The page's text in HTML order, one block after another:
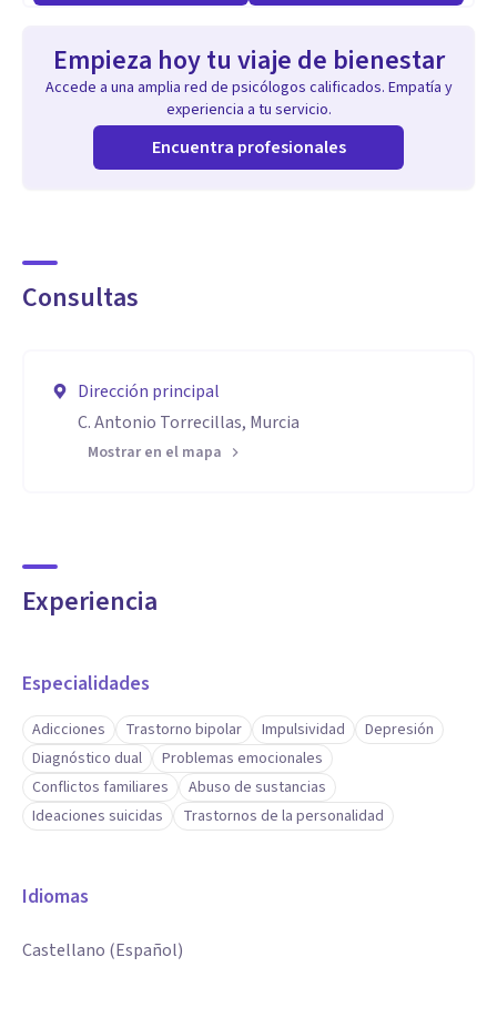
Empieza hoy tu viaje de bienestar
Accede a una amplia red de psicólogos calificados. Empatía y
experiencia a tu servicio.
Encuentra profesionales
Consultas
Dirección principal
C. Antonio Torrecillas, Murcia
Mostrar en el mapa
Experiencia
Especialidades
Adicciones Trastorno bipolar Impulsividad
Depresión
Diagnóstico dual
Problemas emocionales
Conflictos familiares
Abuso de sustancias
Ideaciones suicidas
Trastornos de la personalidad
Idiomas
Castellano (Español)